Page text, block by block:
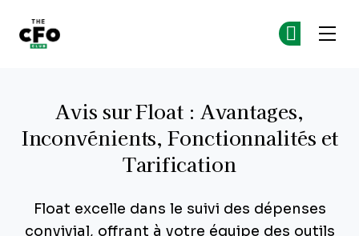
Avis sur Float : Avantages,
Inconvénients, Fonctionnalités et
Tarification
Float excelle dans le suivi des dépenses
convivial, offrant à votre équipe des outils